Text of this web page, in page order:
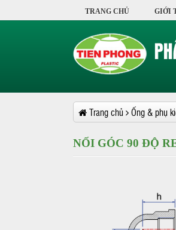
TRANG CHỦ GIỚI
Trang chủ Ống & phụ
NỐI GÓC 90 ĐỘ